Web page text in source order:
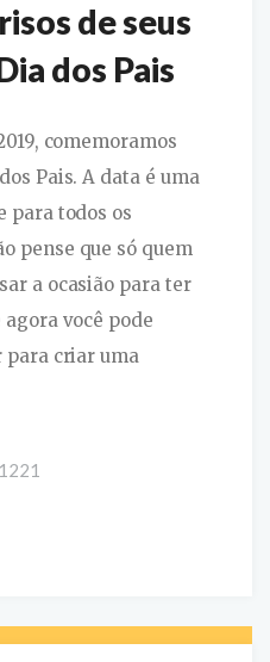
de seus
dos Pais
comemoramos
Pais. A data é uma
para todos os
pense que só quem
a ocasião para ter
você pode
para criar uma
1221